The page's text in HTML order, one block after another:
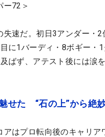
ー72＞
失速だ。初日3アンダー・
に1バーディ・8ボギー・
ばず、アテスト後には涙
せた “石の上”から絶
アはプロ転向後のキャリ